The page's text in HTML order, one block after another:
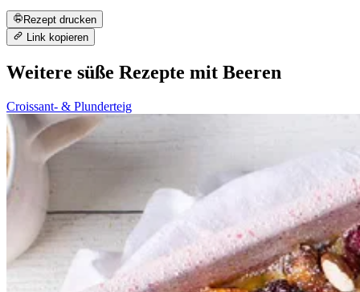
Rezept drucken
Link kopieren
Weitere süße Rezepte mit Beeren
Croissant- & Plunderteig